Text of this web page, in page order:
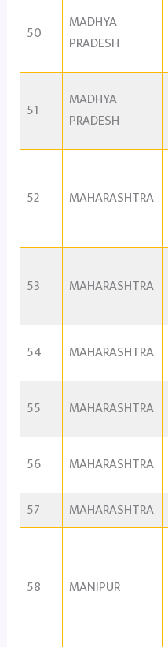
50
MADHYA
PRADESH
51
MADHYA
PRADESH
52 MAHARASHTRA
53 MAHARASHTRA
54 MAHARASHTRA
55 MAHARASHTRA
56 MAHARASHTRA
57 MAHARASHTRA
58 MANIPUR